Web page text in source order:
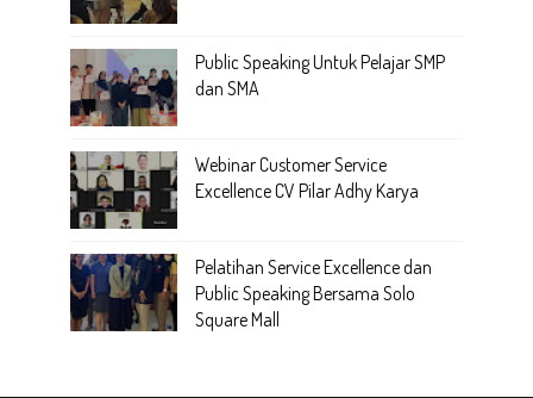
Public Speaking Untuk Pelajar SMP
dan SMA
Webinar Customer Service
Excellence CV Pilar Adhy Karya
Pelatihan Service Excellence dan
Public Speaking Bersama Solo
Square Mall